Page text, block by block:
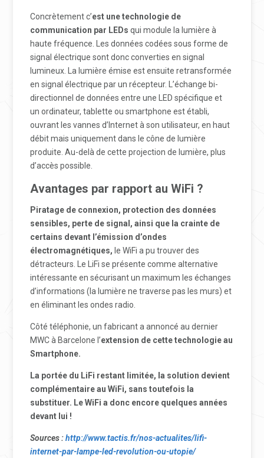
Concrètement c’est une technologie de
communication par LEDs qui module la lumière à
haute fréquence. Les données codées sous forme de
signal électrique sont donc converties en signal
lumineux. La lumière émise est ensuite retransformée
en signal électrique par un récepteur. L’échange bi-
directionnel de données entre une LED spécifique et
un ordinateur, tablette ou smartphone est établi,
ouvrant les vannes d’Internet à son utilisateur, en haut
débit mais uniquement dans le cône de lumière
produite. Au-delà de cette projection de lumière, plus
d’accès possible.
Avantages par rapport au WiFi ?
Piratage de connexion, protection des données
sensibles, perte de signal, ainsi que la crainte de
certains devant l’émission d’ondes
électromagnétiques, le WiFi a pu trouver des
détracteurs. Le LiFi se présente comme alternative
intéressante en sécurisant un maximum les échanges
d’informations (la lumière ne traverse pas les murs) et
en éliminant les ondes radio.
Côté téléphonie, un fabricant a annoncé au dernier
MWC à Barcelone l’extension de cette technologie au
Smartphone.
La portée du LiFi restant limitée, la solution devient
complémentaire au WiFi, sans toutefois la
substituer. Le WiFi a donc encore quelques années
devant lui !
Sources :http://www.tactis.fr/nos-actualites/lifi-
internet-par-lampe-led-revolution-ou-utopie/